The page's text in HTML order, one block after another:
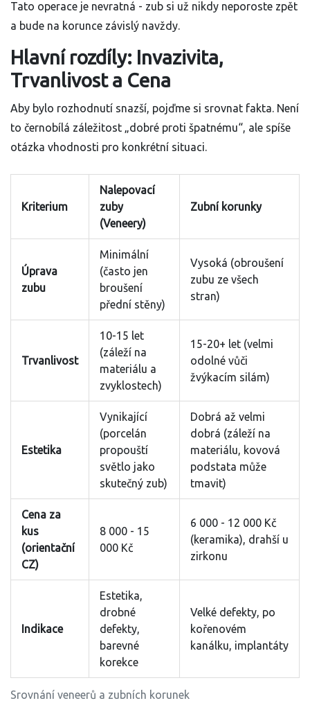
Tato operace je nevratná - zub si už nikdy neporoste zpět
a bude na korunce závislý navždy.
Hlavní rozdíly: Invazivita,
Trvanlivost a Cena
Aby bylo rozhodnutí snazší, pojďme si srovnat fakta. Není
to černobílá záležitost „dobré proti špatnému“, ale spíše
otázka vhodnosti pro konkrétní situaci.
Srovnání veneerů a zubních korunek
Kriterium
Nalepovací
zuby
(Veneery)
Zubní korunky
Úprava
zubu
Minimální
(často jen
broušení
přední stěny)
Vysoká (obroušení
zubu ze všech
stran)
Trvanlivost
10-15 let
(záleží na
materiálu a
zvyklostech)
15-20+ let (velmi
odolné vůči
žvýkacím silám)
Estetika
Vynikající
(porcelán
propouští
světlo jako
skutečný zub)
Dobrá až velmi
dobrá (záleží na
materiálu, kovová
podstata může
tmavit)
Cena za
kus
(orientační
CZ)
8 000 - 15
000 Kč
6 000 - 12 000 Kč
(keramika), drahší u
zirkonu
Indikace
Estetika,
drobné
defekty,
barevné
korekce
Velké defekty, po
kořenovém
kanálku, implantáty